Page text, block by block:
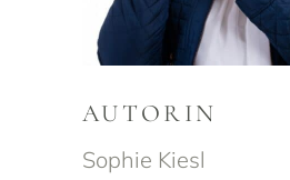
AUTORIN
Sophie Kiesl